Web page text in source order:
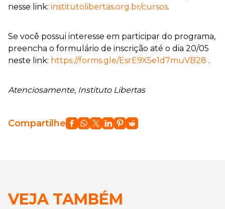
nesse link: institutolibertas.org.br/cursos.
Se você possui interesse em participar do programa,
preencha o formulário de inscrição até o dia 20/05
neste link: https://forms.gle/EsrE9X5e1d7muVB28 .
Atenciosamente, Instituto Libertas
Compartilhe
VEJA TAMBÉM